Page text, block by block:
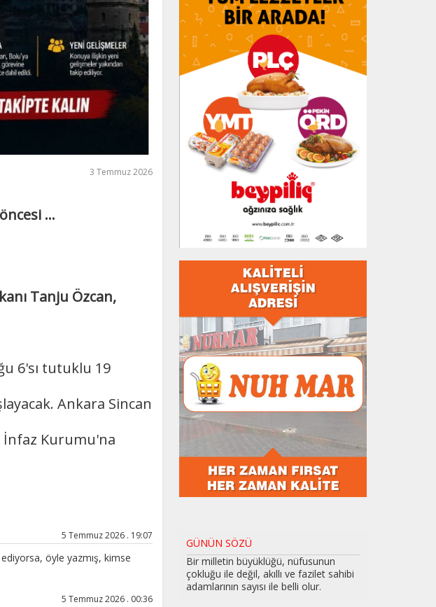
3 Temmuz 2026
...
Tanju Özcan,
6'sı tutuklu 19
Ankara Sincan
İnfaz Kurumu'na
5 Temmuz 2026 . 19:07
öyle yazmış, kimse
5 Temmuz 2026 . 00:36
GÜNÜN SÖZÜ
Bir milletin büyüklüğü, nüfusunun
çokluğu ile değil, akıllı ve fazilet sahibi
adamlarının sayısı ile belli olur.